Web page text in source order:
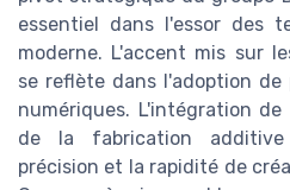
essentiel dans l'essor des
moderne. L'accent mis sur
se reflète dans l'adoption
numériques. L'intégration
de la fabrication
précision et la rapidité de